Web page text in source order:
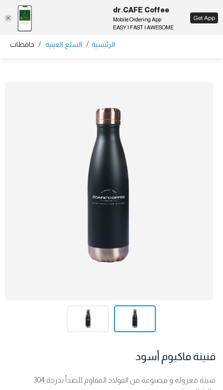
EN
الرئيسية / السلع العينية / حافظات
قنينة فاكيوم أسود
قنينة معزولة و مصنوعة من الفولاذ المقاوم للصدأ بدرجة 304
dr.CAFE Coffee
Mobile Ordering App
EASY | FAST | AWESOME
Get App